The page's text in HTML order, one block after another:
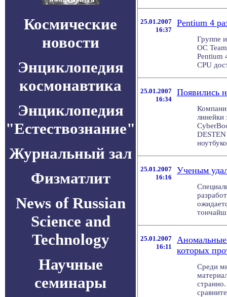
Космические
новости
Энциклопедия
космонавтика
Энциклопедия
"Естествознание"
Журнальный зал
Физматлит
News of Russian
Science and
Technology
Научные
семинары
25.01.2007
16:37
Pentium 4
Группе
OC
Pentium
CPU
25.01.2007
16:34
Появились
линейки
25.01.2007
16:16
Ученым
25.01.2007
16:11
Аномальные
которых
Среди